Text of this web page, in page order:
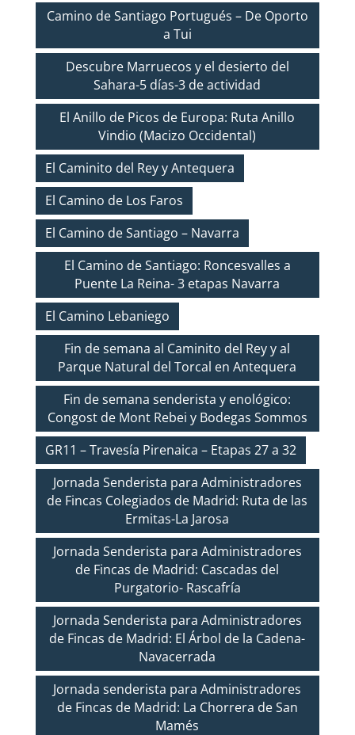
Camino de Santiago Portugués – De Oporto
a Tui
Descubre Marruecos y el desierto del
Sahara-5 días-3 de actividad
El Anillo de Picos de Europa: Ruta Anillo
Vindio (Macizo Occidental)
El Caminito del Rey y Antequera
El Camino de Los Faros
El Camino de Santiago – Navarra
El Camino de Santiago: Roncesvalles a
Puente La Reina- 3 etapas Navarra
El Camino Lebaniego
Fin de semana al Caminito del Rey y al
Parque Natural del Torcal en Antequera
Fin de semana senderista y enológico:
Congost de Mont Rebei y Bodegas Sommos
GR11 – Travesía Pirenaica – Etapas 27 a 32
Jornada Senderista para Administradores
de Fincas Colegiados de Madrid: Ruta de las
Ermitas-La Jarosa
Jornada Senderista para Administradores
de Fincas de Madrid: Cascadas del
Purgatorio- Rascafría
Jornada Senderista para Administradores
de Fincas de Madrid: El Árbol de la Cadena-
Navacerrada
Jornada senderista para Administradores
de Fincas de Madrid: La Chorrera de San
Mamés